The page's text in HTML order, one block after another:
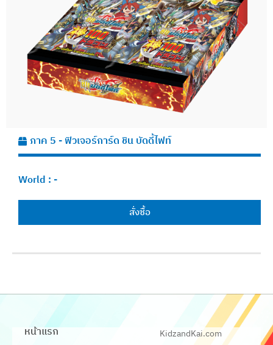
ภาค 5 - ฟิวเจอร์การ์ด ชิน บัดดี้ไฟท์
World : -
สั่งซื้อ
หน้าแรก
KidzandKai.com